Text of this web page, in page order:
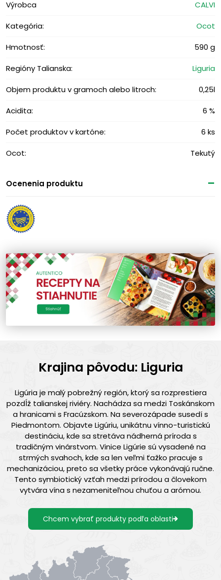
Výrobca CALVI
Kategória: Ocot
Hmotnosť: 590 g
Regióny Talianska: Liguria
Objem produktu v gramoch alebo litroch: 0,25l
Acidita: 6 %
Počet produktov v kartóne: 6 ks
Ocot: Tekutý
Ocenenia produktu
Krajina pôvodu: Liguria
Ligúria je malý pobrežný región, ktorý sa rozprestiera
pozdĺž talianskej riviéry. Nachádza sa medzi Toskánskom
a hranicami s Fracúzskom. Na severozápade susedí s
Piedmontom. Objavte Ligúriu, unikátnu vínno-turistickú
destináciu, kde sa stretáva nádherná príroda s
tradičným vinárstvom. Vinice Ligúrie sú vysadené na
strmých svahoch, kde sa len veľmi ťažko pracuje s
mechanizáciou, preto sa všetky práce vykonávajú ručne.
Tento symbiotický vzťah medzi prírodou a človekom
vytvára vína s nezameniteľnou chuťou a arómou.
Chcem vybrať produkty podľa oblasti